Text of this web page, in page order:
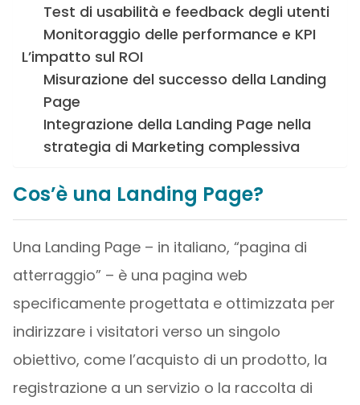
Test di usabilità e feedback degli utenti
Monitoraggio delle performance e KPI
L’impatto sul ROI
Misurazione del successo della Landing
Page
Integrazione della Landing Page nella
strategia di Marketing complessiva
Cos’è una Landing Page?
Una Landing Page – in italiano, “pagina di
atterraggio” – è una pagina web
specificamente progettata e ottimizzata per
indirizzare i visitatori verso un singolo
obiettivo, come l’acquisto di un prodotto, la
registrazione a un servizio o la raccolta di